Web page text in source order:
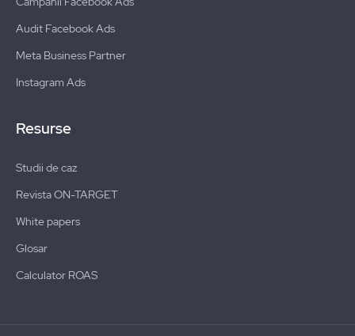
Audit Facebook Ads
Meta Business Partner
Instagram Ads
Resurse
Studii de caz
Revista ON-TARGET
White papers
Glosar
Calculator ROAS